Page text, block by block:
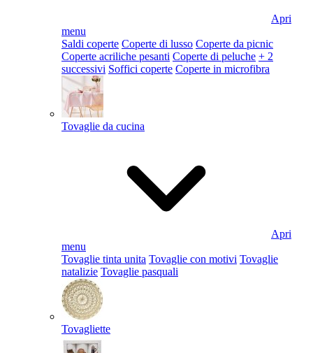
Apri
menu
Saldi coperte Coperte di lusso Coperte da picnic
Coperte acriliche pesanti Coperte di peluche + 2
successivi Soffici coperte Coperte in microfibra
Tovaglie da cucina
Apri
menu
Tovaglie tinta unita Tovaglie con motivi Tovaglie
natalizie Tovaglie pasquali
Tovagliette